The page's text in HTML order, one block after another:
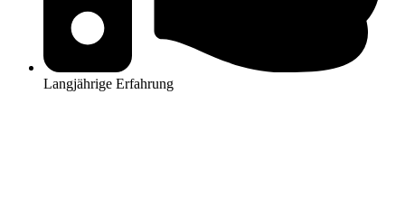
Langjährige Erfahrung